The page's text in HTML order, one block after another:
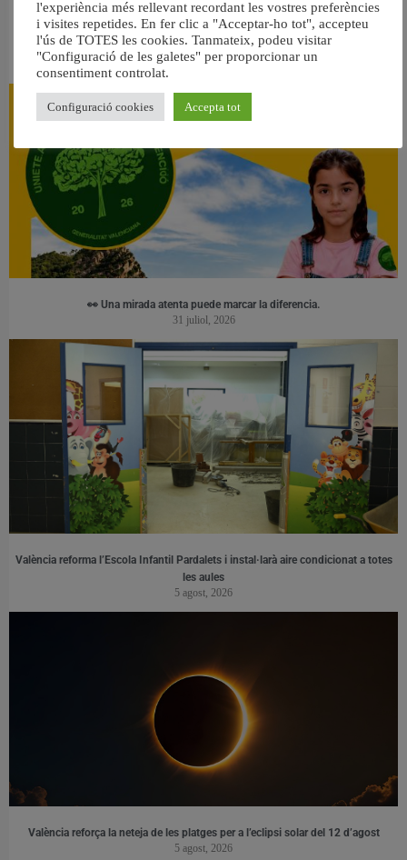
RELACIONAT
👀 Una mirada atenta puede marcar la diferencia.
31 juliol, 2026
València reforma l’Escola Infantil Pardalets i instal·larà aire condicionat a totes
les aules
5 agost, 2026
València reforça la neteja de les platges per a l’eclipsi solar del 12 d’agost
5 agost, 2026
l'experiència més rellevant recordant les vostres preferències
i visites repetides. En fer clic a "Acceptar-ho tot", accepteu
l'ús de TOTES les cookies. Tanmateix, podeu visitar
"Configuració de les galetes" per proporcionar un
consentiment controlat.
Configuració cookies Accepta tot